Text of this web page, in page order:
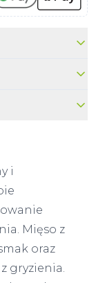
i
Mięso z
oraz
gryzienia.